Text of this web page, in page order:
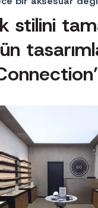
stilini